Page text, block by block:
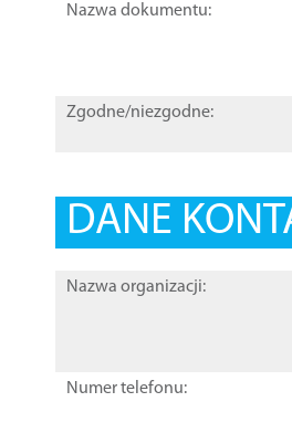
Nazwa dokumentu:
Zgodne/niezgodne:
DANE
Nazwa organizacji:
Numer telefonu: